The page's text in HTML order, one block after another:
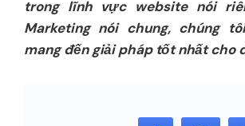
trong lĩnh vực website nói
Marketing nói chung, chúng
mang đến giải pháp tốt nhất cho